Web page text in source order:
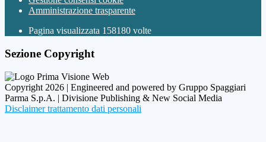
Amministrazione trasparente
Pagina visualizzata 158180 volte
Sezione Copyright
Copyright 2026 | Engineered and powered by Gruppo Spaggiari
Parma S.p.A. | Divisione Publishing & New Social Media
Disclaimer trattamento dati personali